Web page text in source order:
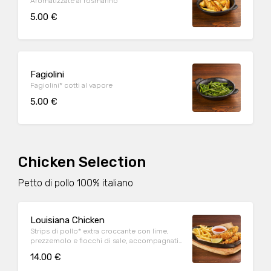
5.00 €
Fagiolini
Fagiolini* cotti al vapore
5.00 €
Chicken Selection
Petto di pollo 100% italiano
Louisiana Chicken
Strips di pollo* extra croccante con lime,
prezzemolo e fiocchi di sale, accompagnati
14.00 €